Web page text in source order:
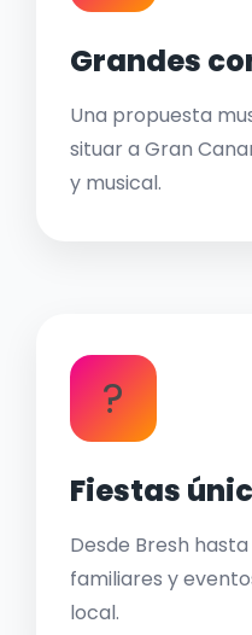
Grandes
Una propuesta
situar a Gran
y musical.
?
Fiestas
Desde Bresh
familiares y
local.